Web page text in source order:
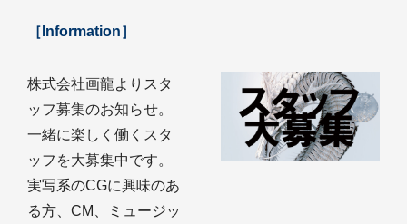
［Information］
株式会社画龍よりスタ
ッフ募集のお知らせ。
一緒に楽しく働くスタ
ッフを大募集中です。
実写系のCGに興味のあ
る方、CM、ミュージッ